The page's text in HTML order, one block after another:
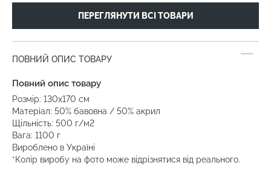
ПЕРЕГЛЯНУТИ ВСІ ТОВАРИ
ПОВНИЙ ОПИС ТОВАРУ
Повний опис товару
Розмір: 130х170 см
Матеріал: 50% бавовна / 50% акрил
Щільність: 500 г/м2
Вага: 1100 г
Вироблено в Україні
*Колір виробу на фото може відрізнятися від реального.